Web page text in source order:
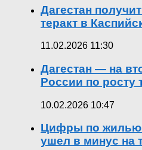
Дагестан
теракт в
11.02.2026 11:30
Дагестан — на
России по
10.02.2026 10:47
Цифры по жилью
ушел в минус на